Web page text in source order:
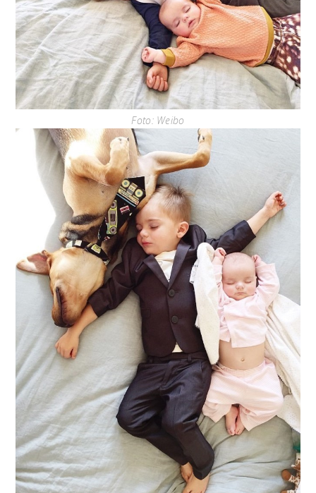
Foto: Weibo